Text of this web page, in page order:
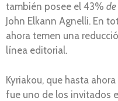
también posee el 43%
John Elkann Agnelli. En
ahora temen una
línea editorial.
Kyriakou, que hasta
fue uno de los invitados